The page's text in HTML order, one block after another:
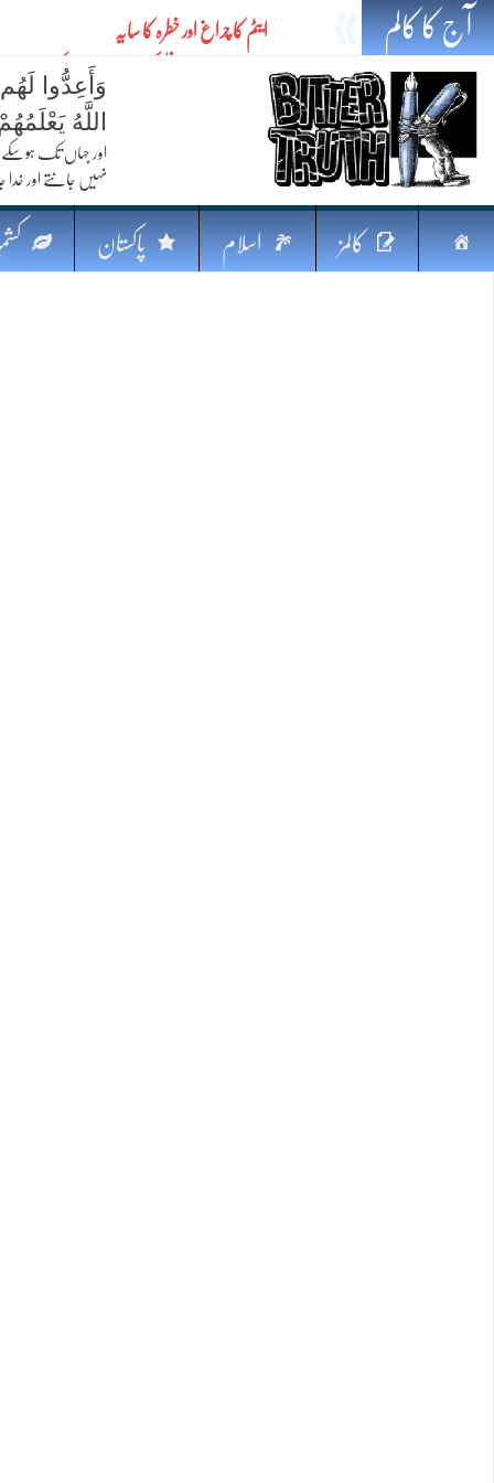
آج کا کالم ایٹم کا چراغ اور خطرہ کا سایہ
تیل،تلواراورتدبر:خلیج کی بدلتی بساط پرپاکستان
ایٹم کا نیا افق: طاقت، سیاست اور مشرقِ وسطیٰ
فکرِ اقبال اورامنِ عالم میں پاکستان کاکردار
جہاں ایک لہر دنیا بدل سکتی ہے
پردہ وبیانیہ
وَأَعِدُّوا
اللَّهُ
اور جہاں تک
نہیں جانتے اور خدا
صفحہ کالمز اسلام پاکستان